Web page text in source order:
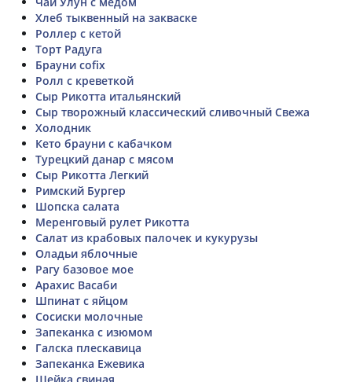
Хлеб тыквенный на закваске
Роллер с кетой
Торт Радуга
Брауни cofix
Ролл с креветкой
Сыр Рикотта итальянский
Сыр творожный классический сливочный Свежа
Холодник
Кето брауни с кабачком
Турецкий данар с мясом
Сыр Рикотта Легкий
Римский Бургер
Шопска салата
Меренговый рулет Рикотта
Салат из крабовых палочек и кукурузы
Оладьи яблочные
Рагу базовое мое
Арахис Васаби
Шпинат с яйцом
Сосиски молочные
Запеканка с изюмом
Галска плескавица
Запеканка Ежевика